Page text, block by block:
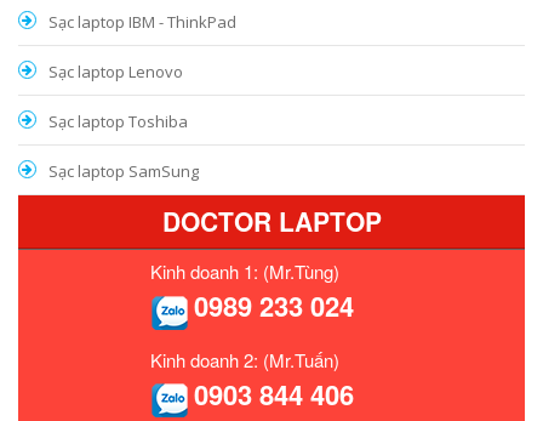
Sạc laptop IBM - ThinkPad
Sạc laptop Lenovo
Sạc laptop Toshiba
Sạc laptop SamSung
DOCTOR LAPTOP
Kinh doanh 1: (Mr.Tùng)
0989 233 024
Kinh doanh 2: (Mr.Tuấn)
0903 844 406